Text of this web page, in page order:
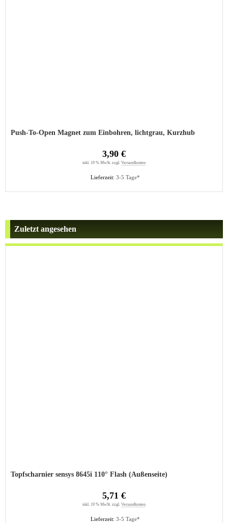
Push-To-Open Magnet zum Einbohren, lichtgrau, Kurzhub
Lieferzeit: 3-5 Tage*
3,90 €
inkl. 19 % MwSt. zzgl. Versandkosten
Zuletzt angesehen
Topfscharnier sensys 8645i 110° Flash (Außenseite)
Lieferzeit: 3-5 Tage*
5,71 €
inkl. 19 % MwSt. zzgl. Versandkosten